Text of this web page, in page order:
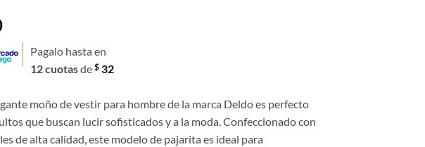
Pagalo hasta en
12 cuotasde $ 32
moño de vestir para hombre de la marca Deldo es perfecto
que buscan lucir sofisticados y a la moda. Confeccionado con
de alta calidad, este modelo de pajarita es ideal para